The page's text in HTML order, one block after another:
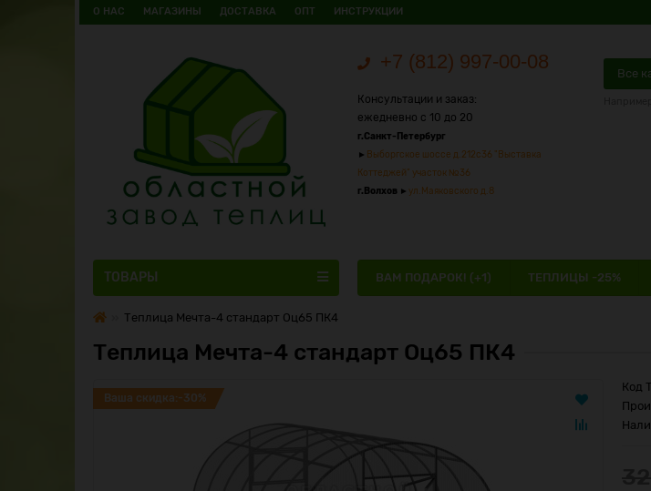
О НАС МАГАЗИНЫ ДОСТАВКА ОПТ ИНСТРУКЦИИ
+7 (812) 997-00-08
Консультации и заказ:
ежедневно с 10 до 20
г.Санкт-Петербург
► Выборгское шоссе д.212с36 "Выставка
Коттеджей" участок №36
г.Волхов ► ул.Маяковского д.8
Все
ВАМ ПОДАРОК! (+1) ТЕПЛИЦЫ -25%
ТОВАРЫ
Теплица Мечта-4 стандарт Оц65 ПК4
Теплица Мечта-4 стандарт Оц65 ПК4
Ваша скидка:-30%
Код